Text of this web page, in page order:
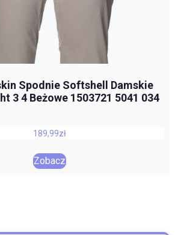
Spodnie Softshell Damskie
3 4 Beżowe 1503721 5041 034
189,99zł
Zobacz